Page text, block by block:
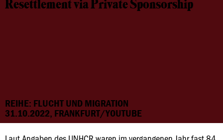
Resettlement via Private Sponsorship
REIHE: FLUCHT UND MIGRATION
31.10.2022, FRANKFURT/YOUTUBE